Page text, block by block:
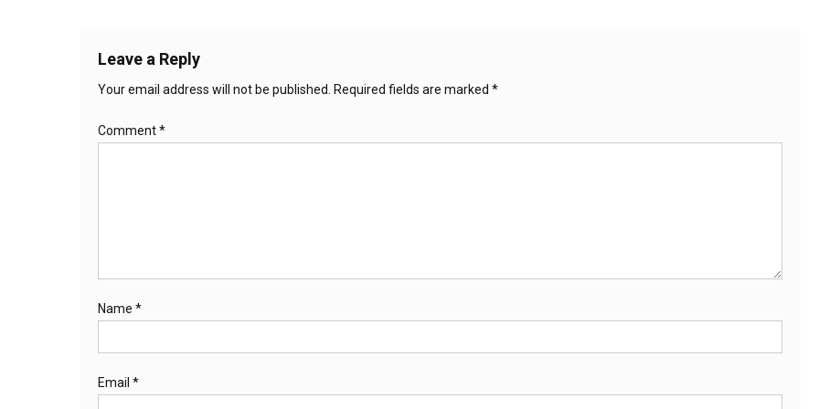
Leave a Reply
Your email address will not be published. Required fields are marked *
Comment*
Name *
Email *